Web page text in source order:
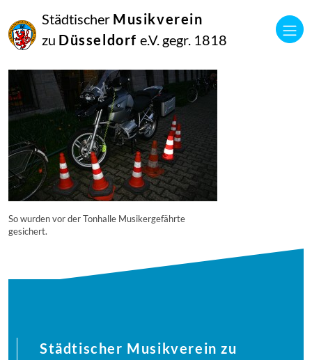
Städtischer Musikverein
zu Düsseldorf e.V. gegr. 1818
September
2014
Manfred Hill
So wurden vor der Tonhalle Musikergefährte
gesichert.
Städtischer Musikverein zu